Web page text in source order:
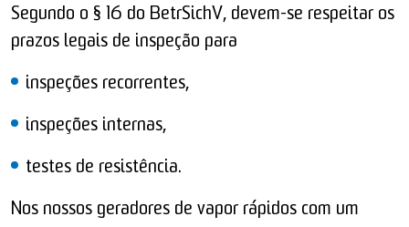
Segundo o § 16 do BetrSichV, devem-se respeitar os
prazos legais de inspeção para
inspeções recorrentes,
inspeções internas,
testes de resistência.
Nos nossos geradores de vapor rápidos com um